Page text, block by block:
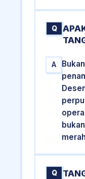
Q
A
Q